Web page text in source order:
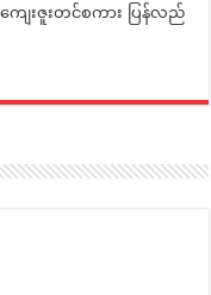
ကျေးဇူးတင်စကား ပြန်လည်